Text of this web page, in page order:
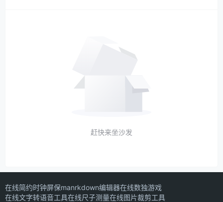
赶快来坐沙发
在线简约时钟屏保manrkdown编辑器在线数独游戏
在线文字转语音工具在线尺子测量在线图片裁剪工具